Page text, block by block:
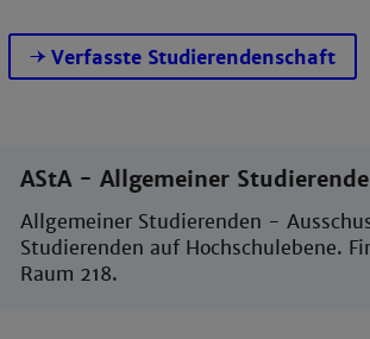
Verfasste Studierendenschaft
AStA - Allgemeiner
Allgemeiner Studierenden -
Studierenden auf Hochschulebene.
Raum 218.